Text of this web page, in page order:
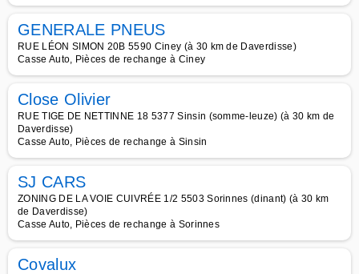
GENERALE PNEUS
RUE LÉON SIMON 20B 5590 Ciney (à 30 km de Daverdisse)
Casse Auto, Pièces de rechange à Ciney
Close Olivier
RUE TIGE DE NETTINNE 18 5377 Sinsin (somme-leuze) (à 30 km de
Daverdisse)
Casse Auto, Pièces de rechange à Sinsin
SJ CARS
ZONING DE LA VOIE CUIVRÉE 1/2 5503 Sorinnes (dinant) (à 30 km
de Daverdisse)
Casse Auto, Pièces de rechange à Sorinnes
Covalux